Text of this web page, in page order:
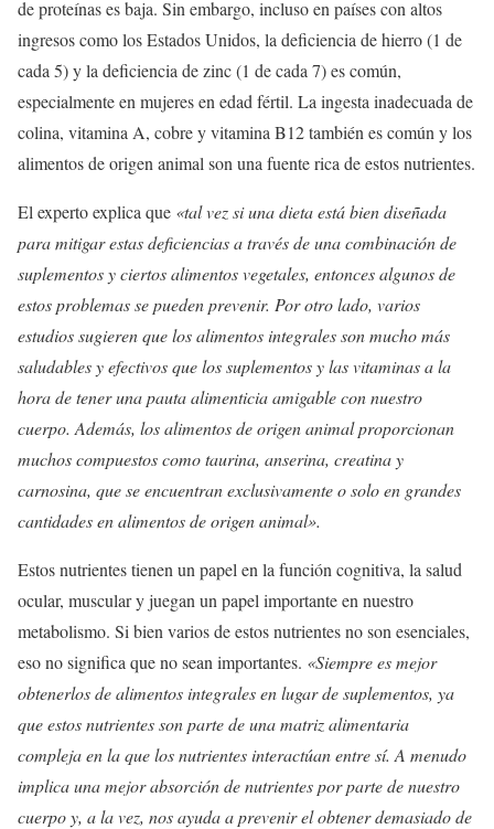
de proteínas es baja. Sin embargo, incluso en países con altos
ingresos como los Estados Unidos, la deficiencia de hierro (1 de
cada 5) y la deficiencia de zinc (1 de cada 7) es común,
especialmente en mujeres en edad fértil. La ingesta inadecuada de
colina, vitamina A, cobre y vitamina B12 también es común y los
alimentos de origen animal son una fuente rica de estos nutrientes.
El experto explica que «tal vez si una dieta está bien diseñada
para mitigar estas deficiencias a través de una combinación de
suplementos y ciertos alimentos vegetales, entonces algunos de
estos problemas se pueden prevenir. Por otro lado, varios
estudios sugieren que los alimentos integrales son mucho más
saludables y efectivos que los suplementos y las vitaminas a la
hora de tener una pauta alimenticia amigable con nuestro
cuerpo. Además, los alimentos de origen animal proporcionan
muchos compuestos como taurina, anserina, creatina y
carnosina, que se encuentran exclusivamente o solo en grandes
cantidades en alimentos de origen animal».
Estos nutrientes tienen un papel en la función cognitiva, la salud
ocular, muscular y juegan un papel importante en nuestro
metabolismo. Si bien varios de estos nutrientes no son esenciales,
eso no significa que no sean importantes. «Siempre es mejor
obtenerlos de alimentos integrales en lugar de suplementos, ya
que estos nutrientes son parte de una matriz alimentaria
compleja en la que los nutrientes interactúan entre sí. A menudo
implica una mejor absorción de nutrientes por parte de nuestro
cuerpo y, a la vez, nos ayuda a prevenir el obtener demasiado de